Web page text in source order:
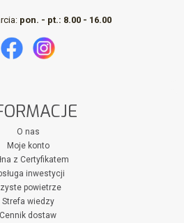
pon. - pt.: 8.00 - 16.00
O nas
Moje konto
z Certyfikatem
inwestycji
powietrze
Strefa wiedzy
Cennik dostaw